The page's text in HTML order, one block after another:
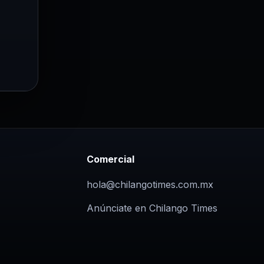
Comercial
hola@chilangotimes.com.mx
Anúnciate en Chilango Times